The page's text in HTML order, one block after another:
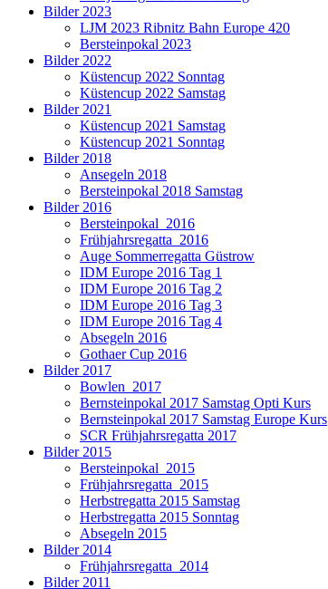
Bilder 2023
LJM 2023 Ribnitz Bahn Europe 420
Bersteinpokal 2023
Bilder 2022
Küstencup 2022 Sonntag
Küstencup 2022 Samstag
Bilder 2021
Küstencup 2021 Samstag
Küstencup 2021 Sonntag
Bilder 2018
Ansegeln 2018
Bersteinpokal 2018 Samstag
Bilder 2016
Bersteinpokal_2016
Frühjahrsregatta_2016
Auge Sommerregatta Güstrow
IDM Europe 2016 Tag 1
IDM Europe 2016 Tag 2
IDM Europe 2016 Tag 3
IDM Europe 2016 Tag 4
Absegeln 2016
Gothaer Cup 2016
Bilder 2017
Bowlen_2017
Bernsteinpokal 2017 Samstag Opti Kurs
Bernsteinpokal 2017 Samstag Europe Kurs
SCR Frühjahrsregatta 2017
Bilder 2015
Bersteinpokal_2015
Frühjahrsregatta_2015
Herbstregatta 2015 Samstag
Herbstregatta 2015 Sonntag
Absegeln 2015
Bilder 2014
Frühjahrsregatta_2014
Bilder 2011